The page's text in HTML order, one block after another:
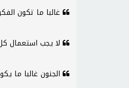
غالبا ما تكون
لا يجب استعمال
الجنون غالبا ما